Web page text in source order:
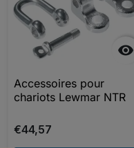

Accessoires pour
chariots Lewmar NTR
€44,57